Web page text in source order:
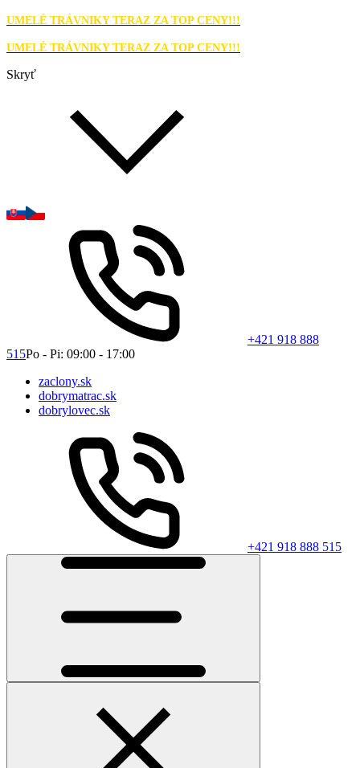
UMELÉ TRÁVNIKY TERAZ ZA TOP CENY!!!
UMELÉ TRÁVNIKY TERAZ ZA TOP CENY!!!
Skryť
+421 918 888
515Po - Pi: 09:00 - 17:00
zaclony.sk
dobrymatrac.sk
dobrylovec.sk
+421 918 888 515